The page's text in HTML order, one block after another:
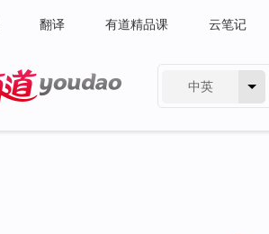
翻译 有道精品课 云笔记
中英